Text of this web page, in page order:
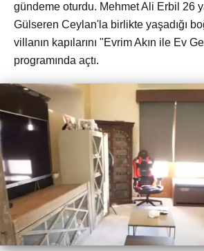
gündeme oturdu. Mehmet Ali Erbil 26
Gülseren Ceylan'la birlikte yaşadığı
villanın kapılarını "Evrim Akın ile Ev
programında açtı.